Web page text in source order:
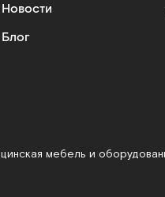
Новости
Блог
мебель и